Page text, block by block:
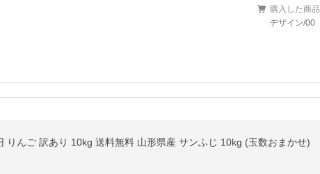
購入した商品
デザイン/00
りんご 訳あり 10kg 送料無料 山形県産 サンふじ 10kg (玉数おまかせ)